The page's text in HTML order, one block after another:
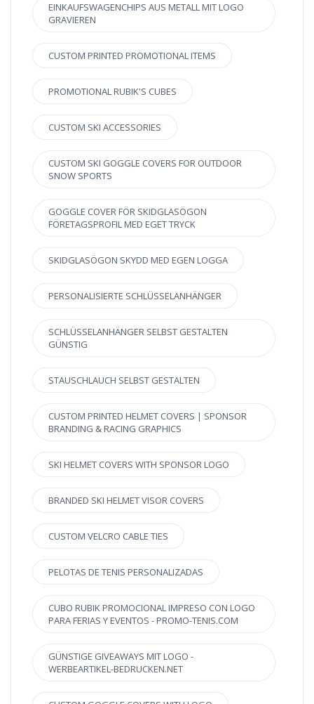
EINKAUFSWAGENCHIPS AUS METALL MIT LOGO
GRAVIEREN
CUSTOM PRINTED PROMOTIONAL ITEMS
PROMOTIONAL RUBIK'S CUBES
CUSTOM SKI ACCESSORIES
CUSTOM SKI GOGGLE COVERS FOR OUTDOOR
SNOW SPORTS
GOGGLE COVER FÖR SKIDGLASÖGON
FÖRETAGSPROFIL MED EGET TRYCK
SKIDGLASÖGON SKYDD MED EGEN LOGGA
PERSONALISIERTE SCHLÜSSELANHÄNGER
SCHLÜSSELANHÄNGER SELBST GESTALTEN
GÜNSTIG
STAUSCHLAUCH SELBST GESTALTEN
CUSTOM PRINTED HELMET COVERS | SPONSOR
BRANDING & RACING GRAPHICS
SKI HELMET COVERS WITH SPONSOR LOGO
BRANDED SKI HELMET VISOR COVERS
CUSTOM VELCRO CABLE TIES
PELOTAS DE TENIS PERSONALIZADAS
CUBO RUBIK PROMOCIONAL IMPRESO CON LOGO
PARA FERIAS Y EVENTOS - PROMO-TENIS.COM
GÜNSTIGE GIVEAWAYS MIT LOGO -
WERBEARTIKEL-BEDRUCKEN.NET